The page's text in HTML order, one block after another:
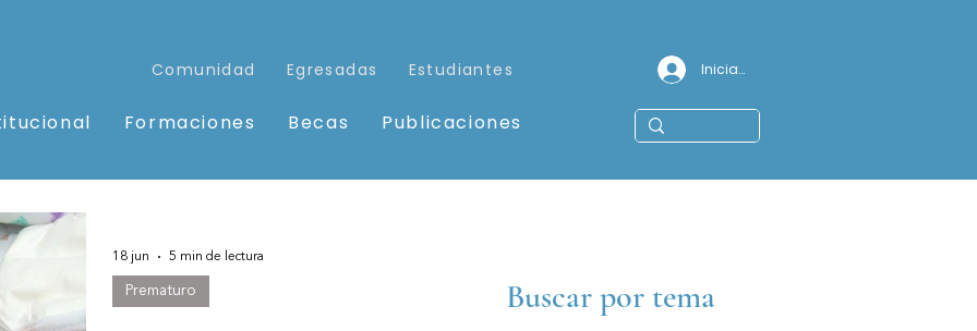
Comunidad Egresadas Estudiantes
Formaciones Becas Publicaciones
Iniciar sesión
Prematuro
18 jun 5 min de lectura
Buscar por tema